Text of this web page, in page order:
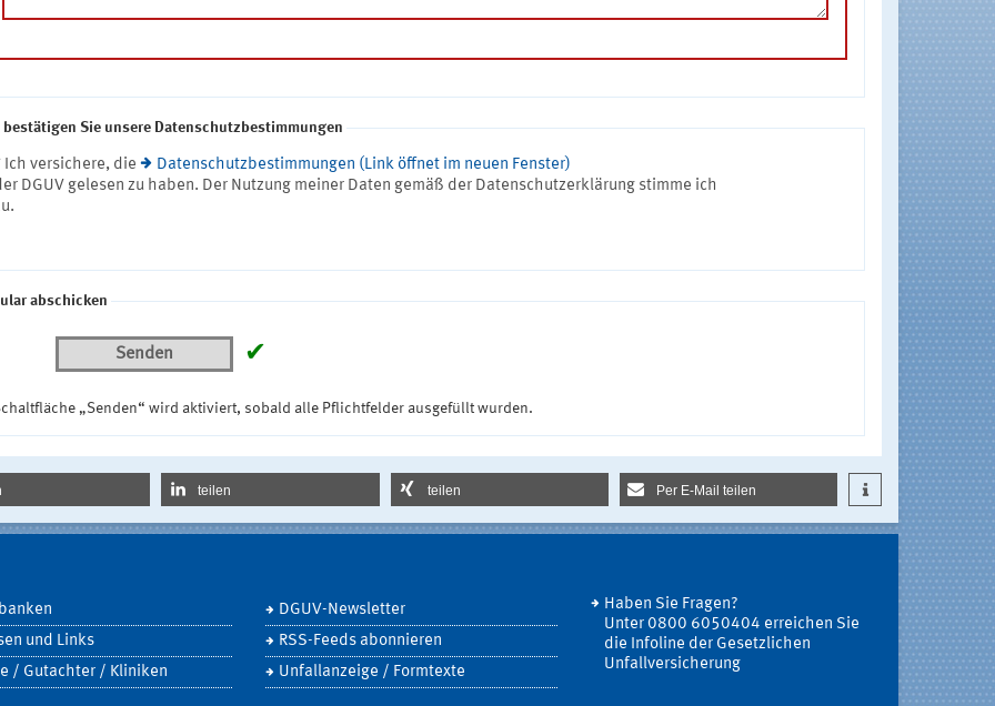
Sie unsere Datenschutzbestimmungen
Ich versichere, die
Datenschutzbestimmungen (Link öffnet im neuen Fenster)
DGUV gelesen zu haben. Der Nutzung meiner Daten gemäß der Datenschutzerklärung stimme ich
abschicken
Senden ✔
„Senden“ wird aktiviert, sobald alle Pflichtfelder ausgefüllt wurden.
teilen teilen Per E-Mail teilen
und Links
/ Gutachter / Kliniken
DGUV-Newsletter
RSS-Feeds abonnieren
Unfallanzeige / Formtexte
Haben Sie Fragen?
Unter 0800 6050404 erreichen Sie
die Infoline der Gesetzlichen
Unfallversicherung